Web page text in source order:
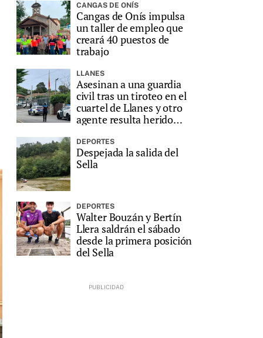
CANGAS DE ONÍS
Cangas de Onís impulsa
un taller de empleo que
creará 40 puestos de
trabajo
LLANES
Asesinan a una guardia
civil tras un tiroteo en el
cuartel de Llanes y otro
agente resulta herido
DEPORTES
Despejada la salida del
Sella
DEPORTES
Walter Bouzán y Bertín
Llera saldrán el sábado
desde la primera posición
del Sella